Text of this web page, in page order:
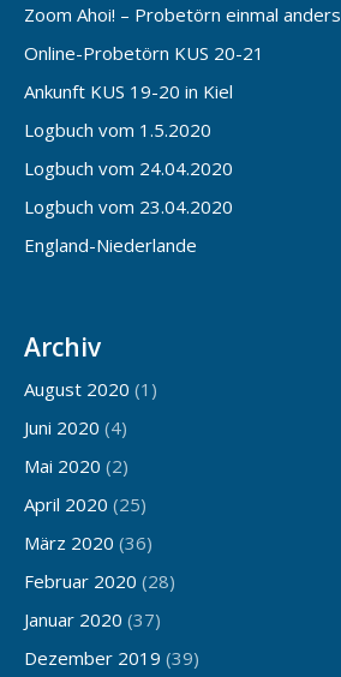
Zoom Ahoi! – Probetörn einmal anders
Online-Probetörn KUS 20-21
Ankunft KUS 19-20 in Kiel
Logbuch vom 1.5.2020
Logbuch vom 24.04.2020
Logbuch vom 23.04.2020
England-Niederlande
Archiv
August 2020 (1)
Juni 2020 (4)
Mai 2020 (2)
April 2020 (25)
März 2020 (36)
Februar 2020 (28)
Januar 2020 (37)
Dezember 2019 (39)